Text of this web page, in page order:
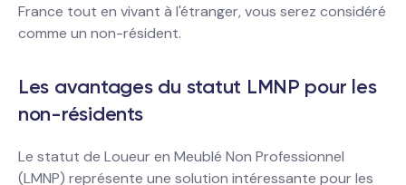
France tout en vivant à l'étranger, vous serez considéré
comme un non-résident.
Les avantages du statut LMNP pour les
non-résidents
Le statut de Loueur en Meublé Non Professionnel
(LMNP) représente une solution intéressante pour les